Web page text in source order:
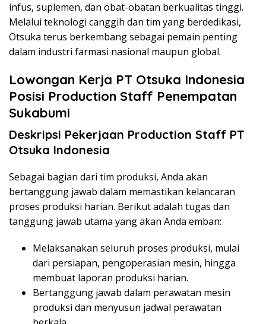
infus, suplemen, dan obat-obatan berkualitas tinggi.
Melalui teknologi canggih dan tim yang berdedikasi,
Otsuka terus berkembang sebagai pemain penting
dalam industri farmasi nasional maupun global.
Lowongan Kerja PT Otsuka Indonesia
Posisi Production Staff Penempatan
Sukabumi
Deskripsi Pekerjaan Production Staff PT
Otsuka Indonesia
Sebagai bagian dari tim produksi, Anda akan
bertanggung jawab dalam memastikan kelancaran
proses produksi harian. Berikut adalah tugas dan
tanggung jawab utama yang akan Anda emban:
Melaksanakan seluruh proses produksi, mulai
dari persiapan, pengoperasian mesin, hingga
membuat laporan produksi harian.
Bertanggung jawab dalam perawatan mesin
produksi dan menyusun jadwal perawatan